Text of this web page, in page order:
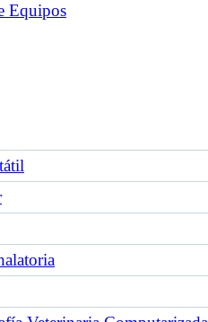
Equipos